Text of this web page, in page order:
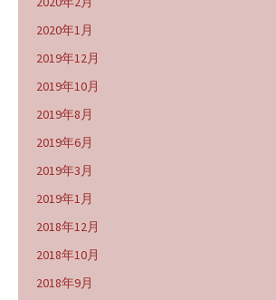
2020年1月
2019年12月
2019年10月
2019年8月
2019年6月
2019年3月
2019年1月
2018年12月
2018年10月
2018年9月